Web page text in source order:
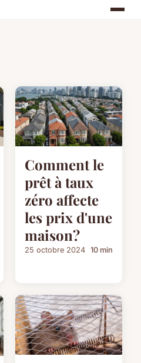
Comment le
prêt à taux
zéro affecte
les prix d'une
maison?
25 octobre 2024 10 min